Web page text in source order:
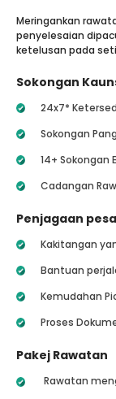
Meringankan
penyelesaian
ketelusan pada
Sokongan
24x7*
Sokongan
14+ Sokongan
Cadangan
Penjagaan
Kakitangan
Bantuan
Kemudahan
Proses
Pakej Rawatan
Rawatan